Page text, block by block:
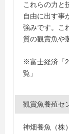
これらの力と
自由に出す事
強みです。こ
質の観賞魚や
※富士経済「
覧」
観賞魚養殖セ
神畑養魚（株